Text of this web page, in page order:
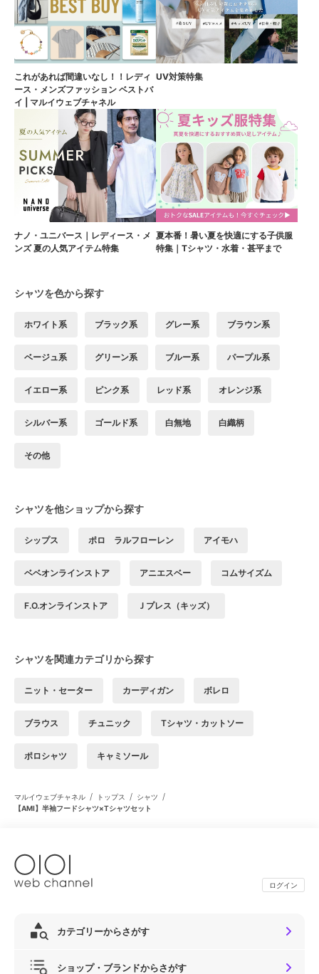
これがあれば間違いなし！！レディ
ース・メンズファッション ベストバ
イ | マルイウェブチャネル
UV対策特集
ナノ・ユニバース｜レディース・メ
ンズ 夏の人気アイテム特集
夏本番！暑い夏を快適にする子供服
特集｜Tシャツ・水着・甚平まで
シャツを色から探す
ホワイト系 ブラック系 グレー系 ブラウン系
ベージュ系 グリーン系 ブルー系 パープル系
イエロー系 ピンク系 レッド系 オレンジ系
シルバー系 ゴールド系 白無地 白織柄
その他
シャツを他ショップから探す
シップス ポロ ラルフローレン アイモハ
ベベオンラインストア アニエスベー コムサイズム
F.O.オンラインストア Ｊプレス（キッズ）
シャツを関連カテゴリから探す
ニット・セーター カーディガン ボレロ
ブラウス チュニック Tシャツ・カットソー
ポロシャツ キャミソール
マルイウェブチャネル / トップス / シャツ /
【AMI】半袖フードシャツ×Tシャツセット
ログイン
カテゴリーからさがす
ショップ・ブランドからさがす